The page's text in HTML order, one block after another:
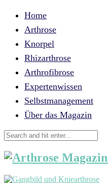
Home
Arthrose
Knorpel
Rhizarthrose
Arthrofibrose
Expertenwissen
Selbstmanagement
Über das Magazin